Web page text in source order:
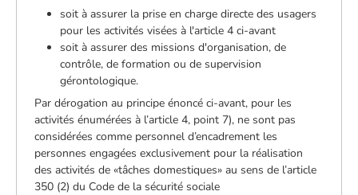
soit à assurer la prise en charge directe des usagers
pour les activités visées à l'article 4 ci-avant
soit à assurer des missions d'organisation, de
contrôle, de formation ou de supervision
gérontologique.
Par dérogation au principe énoncé ci-avant, pour les
activités énumérées à l’article 4, point 7), ne sont pas
considérées comme personnel d’encadrement les
personnes engagées exclusivement pour la réalisation
des activités de «tâches domestiques» au sens de l’article
350 (2) du Code de la sécurité sociale